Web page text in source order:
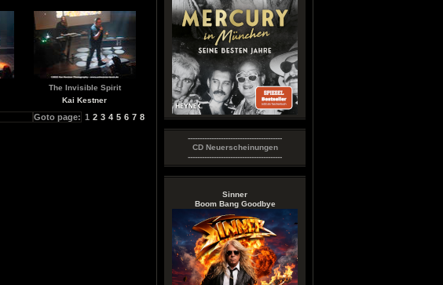
----------------------------------------
CD Neuerscheinungen
----------------------------------------
Sinner
Boom Bang Goodbye
The Invisible Spirit
Kai Kestner
Goto page: 1 2 3 4 5 6 7 8